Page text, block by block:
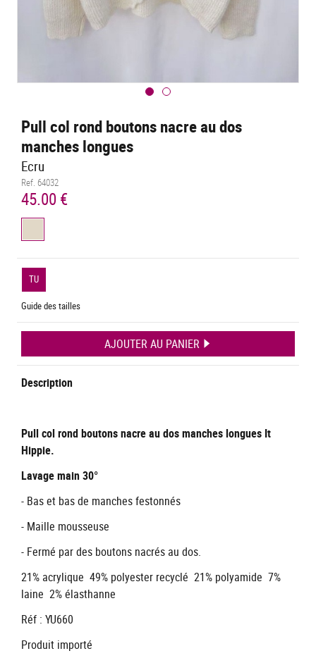
Pull col rond boutons nacre au dos
manches longues
Ecru
Ref. 64032
45.00 €
TU
Guide des tailles
AJOUTER AU PANIER
Description
Pull col rond boutons nacre au dos manches longues It
Hippie.
Lavage main 30°
- Bas et bas de manches festonnés
- Maille mousseuse
- Fermé par des boutons nacrés au dos.
21% acrylique 49% polyester recyclé 21% polyamide 7%
laine 2% élasthanne
Réf : YU660
Produit importé